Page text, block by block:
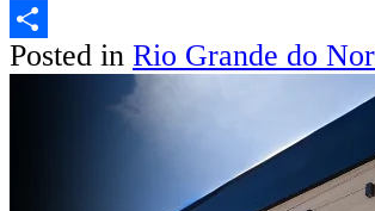
Email
Share
Posted in Rio Grande do